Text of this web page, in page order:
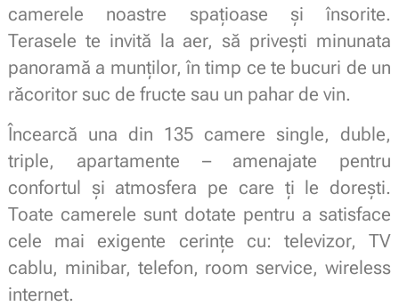
camerele noastre spaţioase şi însorite.
Terasele te invită la aer, să priveşti minunata
panoramă a munţilor, în timp ce te bucuri de un
răcoritor suc de fructe sau un pahar de vin.
Încearcă una din 135 camere single, duble,
triple, apartamente – amenajate pentru
confortul şi atmosfera pe care ţi le doreşti.
Toate camerele sunt dotate pentru a satisface
cele mai exigente cerinţe cu: televizor, TV
cablu, minibar, telefon, room service, wireless
internet.